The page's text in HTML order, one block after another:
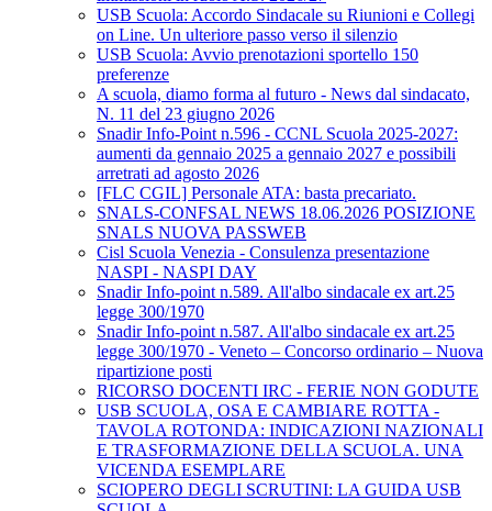
USB Scuola: Accordo Sindacale su Riunioni e Collegi
on Line. Un ulteriore passo verso il silenzio
USB Scuola: Avvio prenotazioni sportello 150
preferenze
A scuola, diamo forma al futuro - News dal sindacato,
N. 11 del 23 giugno 2026
Snadir Info-Point n.596 - CCNL Scuola 2025-2027:
aumenti da gennaio 2025 a gennaio 2027 e possibili
arretrati ad agosto 2026
[FLC CGIL] Personale ATA: basta precariato.
SNALS-CONFSAL NEWS 18.06.2026 POSIZIONE
SNALS NUOVA PASSWEB
Cisl Scuola Venezia - Consulenza presentazione
NASPI - NASPI DAY
Snadir Info-point n.589. All'albo sindacale ex art.25
legge 300/1970
Snadir Info-point n.587. All'albo sindacale ex art.25
legge 300/1970 - Veneto – Concorso ordinario – Nuova
ripartizione posti
RICORSO DOCENTI IRC - FERIE NON GODUTE
USB SCUOLA, OSA E CAMBIARE ROTTA -
TAVOLA ROTONDA: INDICAZIONI NAZIONALI
E TRASFORMAZIONE DELLA SCUOLA. UNA
VICENDA ESEMPLARE
SCIOPERO DEGLI SCRUTINI: LA GUIDA USB